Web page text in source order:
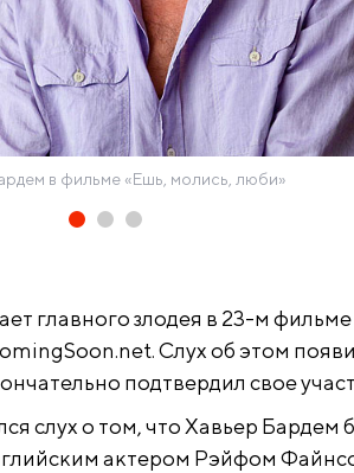
в фильме «Ешь, молись, люби»
главного злодея в 23-м
Слух об этом
подтвердил свое
слух о том, что Хавьер Бардем
актером Рэйфом